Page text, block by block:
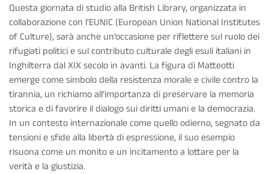
Questa giornata di studio alla British Library, organizzata in
collaborazione con l’EUNIC (European Union National Institutes
of Culture), sarà anche un’occasione per riflettere sul ruolo dei
rifugiati politici e sul contributo culturale degli esuli italiani in
Inghilterra dal XIX secolo in avanti. La figura di Matteotti
emerge come simbolo della resistenza morale e civile contro la
tirannia, un richiamo all’importanza di preservare la memoria
storica e di favorire il dialogo sui diritti umani e la democrazia.
In un contesto internazionale come quello odierno, segnato da
tensioni e sfide alla libertà di espressione, il suo esempio
risuona come un monito e un incitamento a lottare per la
verità e la giustizia.